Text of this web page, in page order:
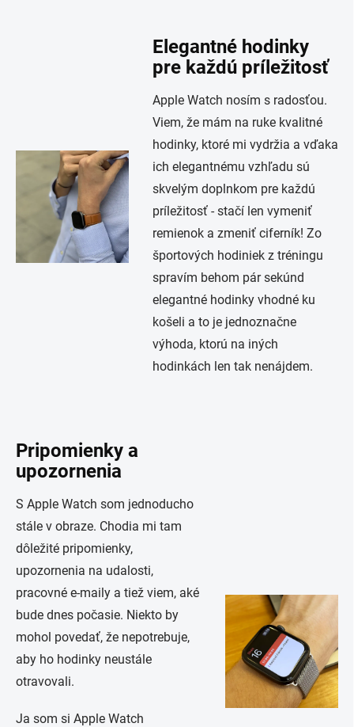
Elegantné hodinky
pre každú príležitosť
Apple Watch nosím s radosťou.
Viem, že mám na ruke kvalitné
hodinky, ktoré mi vydržia a vďaka
ich elegantnému vzhľadu sú
skvelým doplnkom pre každú
príležitosť - stačí len vymeniť
remienok a zmeniť ciferník! Zo
športových hodiniek z tréningu
spravím behom pár sekúnd
elegantné hodinky vhodné ku
košeli a to je jednoznačne
výhoda, ktorú na iných
hodinkách len tak nenájdem.
Pripomienky a
upozornenia
S Apple Watch som jednoducho
stále v obraze. Chodia mi tam
dôležité pripomienky,
upozornenia na udalosti,
pracovné e-maily a tiež viem, aké
bude dnes počasie. Niekto by
mohol povedať, že nepotrebuje,
aby ho hodinky neustále
otravovali.
Ja som si Apple Watch